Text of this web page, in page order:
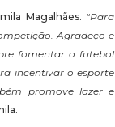
Magalhães. “Para
Agradeço e
fomentar o futebol
incentivar o esporte
promove lazer e